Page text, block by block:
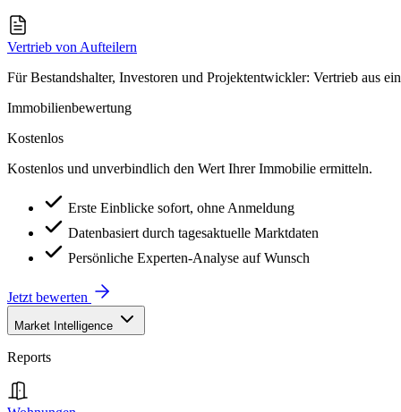
Vertrieb von Aufteilern
Für Bestandshalter, Investoren und Projektentwickler: Vertrieb aus
Immobilienbewertung
Kostenlos
Kostenlos und unverbindlich den Wert Ihrer Immobilie ermitteln.
Erste Einblicke sofort, ohne Anmeldung
Datenbasiert durch tagesaktuelle Marktdaten
Persönliche Experten-Analyse auf Wunsch
Jetzt bewerten
Market Intelligence
Reports